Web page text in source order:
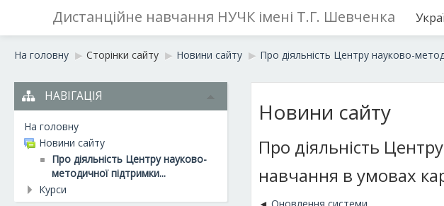
Дистанційне навчання НУЧК імені Т.Г. Шевченка
На головну ▶︎ Сторінки сайту ▶︎ Новини сайту ▶︎ Про діяльність Центру науково-
Новини сайту
Про діяльність
навчання в умовах
НАВІГАЦІЯ
На головну
Новини сайту
Про діяльність Центру науково-
методичної підтримки...
Курси